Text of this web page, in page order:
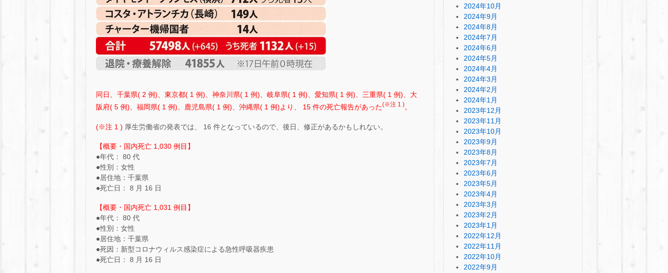
同日、千葉県( 2 例)、東京都( 1 例)、神奈川県( 1 例)、岐阜県( 1 例)、愛知県( 1 例)、三重県( 1 例)、大
阪府( 5 例)、福岡県( 1 例)、鹿児島県( 1 例)、沖縄県( 1 例)より、 15 件の死亡報告があった(※注 1 )。
(※注 1 ) 厚生労働省の発表では、 16 件となっているので、後日、修正があるかもしれない。
【概要・国内死亡 1,030 例目】
●年代： 80 代
●性別：女性
●居住地：千葉県
●死亡日： 8 月 16 日
【概要・国内死亡 1,031 例目】
●年代： 80 代
●性別：女性
●居住地：千葉県
●死因：新型コロナウィルス感染症による急性呼吸器疾患
●死亡日： 8 月 16 日
2024年10月
2024年9月
2024年8月
2024年7月
2024年6月
2024年5月
2024年4月
2024年3月
2024年2月
2024年1月
2023年12月
2023年11月
2023年10月
2023年9月
2023年8月
2023年7月
2023年6月
2023年5月
2023年4月
2023年3月
2023年2月
2023年1月
2022年12月
2022年11月
2022年10月
2022年9月